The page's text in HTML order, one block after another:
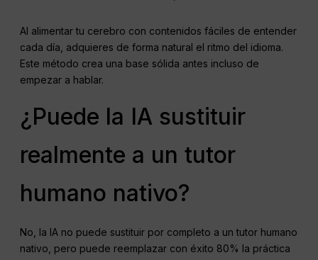
Al alimentar tu cerebro con contenidos fáciles de entender
cada día, adquieres de forma natural el ritmo del idioma.
Este método crea una base sólida antes incluso de
empezar a hablar.
¿Puede la IA sustituir
realmente a un tutor
humano nativo?
No, la IA no puede sustituir por completo a un tutor humano
nativo, pero puede reemplazar con éxito 80% la práctica